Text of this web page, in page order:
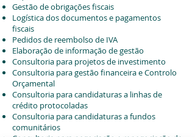
Gestão de obrigações fiscais
Logística dos documentos e pagamentos
fiscais
Pedidos de reembolso de IVA
Elaboração de informação de gestão
Consultoria para projetos de investimento
Consultoria para gestão financeira e Controlo
Orçamental
Consultoria para candidaturas a linhas de
crédito protocoladas
Consultoria para candidaturas a fundos
comunitários